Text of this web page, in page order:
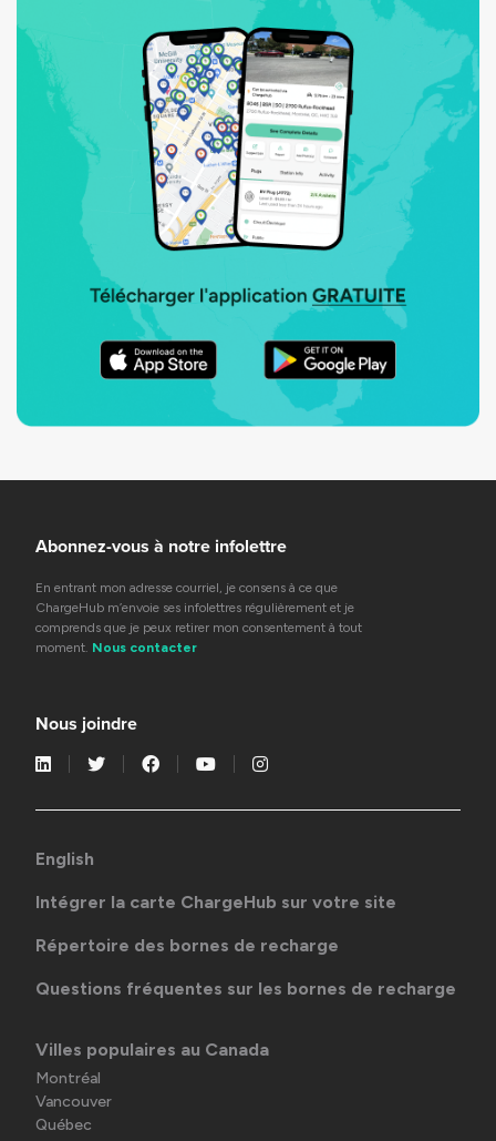
Abonnez-vous à notre infolettre
En entrant mon adresse courriel, je consens à ce que
ChargeHub m’envoie ses infolettres régulièrement et je
comprends que je peux retirer mon consentement à tout
moment. Nous contacter
Nous joindre
English
Intégrer la carte ChargeHub sur votre site
Répertoire des bornes de recharge
Questions fréquentes sur les bornes de recharge
Villes populaires au Canada
Montréal
Vancouver
Québec